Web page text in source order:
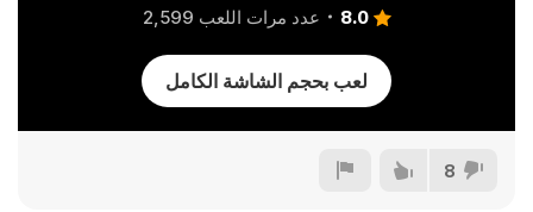
8.0 عدد مرات اللعب 2,599
لعب بحجم الشاشة الكامل
8